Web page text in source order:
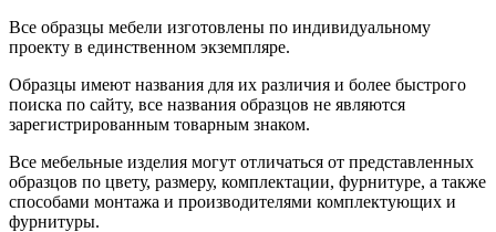
Все образцы мебели изготовлены по индивидуальному
проекту в единственном экземпляре.
Образцы имеют названия для их различия и более быстрого
поиска по сайту, все названия образцов не являются
зарегистрированным товарным знаком.
Все мебельные изделия могут отличаться от представленных
образцов по цвету, размеру, комплектации, фурнитуре, а также
способами монтажа и производителями комплектующих и
фурнитуры.